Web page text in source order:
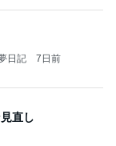
日記 7日前
直し